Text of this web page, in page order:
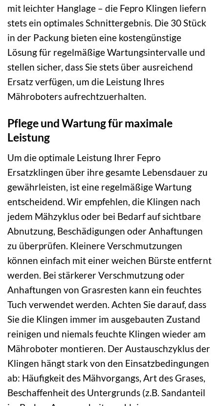
mit leichter Hanglage – die Fepro Klingen liefern
stets ein optimales Schnittergebnis. Die 30 Stück
in der Packung bieten eine kostengünstige
Lösung für regelmäßige Wartungsintervalle und
stellen sicher, dass Sie stets über ausreichend
Ersatz verfügen, um die Leistung Ihres
Mähroboters aufrechtzuerhalten.
Pflege und Wartung für maximale
Leistung
Um die optimale Leistung Ihrer Fepro
Ersatzklingen über ihre gesamte Lebensdauer zu
gewährleisten, ist eine regelmäßige Wartung
entscheidend. Wir empfehlen, die Klingen nach
jedem Mähzyklus oder bei Bedarf auf sichtbare
Abnutzung, Beschädigungen oder Anhaftungen
zu überprüfen. Kleinere Verschmutzungen
können einfach mit einer weichen Bürste entfernt
werden. Bei stärkerer Verschmutzung oder
Anhaftungen von Grasresten kann ein feuchtes
Tuch verwendet werden. Achten Sie darauf, dass
Sie die Klingen immer im ausgebauten Zustand
reinigen und niemals feuchte Klingen wieder am
Mähroboter montieren. Der Austauschzyklus der
Klingen hängt stark von den Einsatzbedingungen
ab: Häufigkeit des Mähvorgangs, Art des Grases,
Beschaffenheit des Untergrunds (z.B. Sandanteil